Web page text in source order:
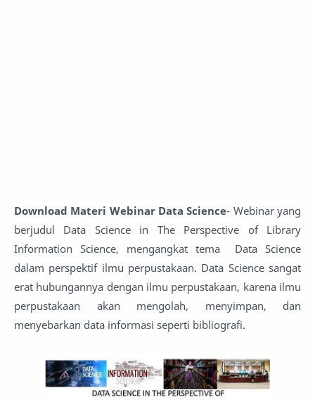
Download Materi Webinar Data Science- Webinar yang
berjudul Data Science in The Perspective of Library
Information Science, mengangkat tema Data Science
dalam perspektif ilmu perpustakaan. Data Science sangat
erat hubungannya dengan ilmu perpustakaan, karena ilmu
perpustakaan akan mengolah, menyimpan, dan
menyebarkan data informasi seperti bibliografi.